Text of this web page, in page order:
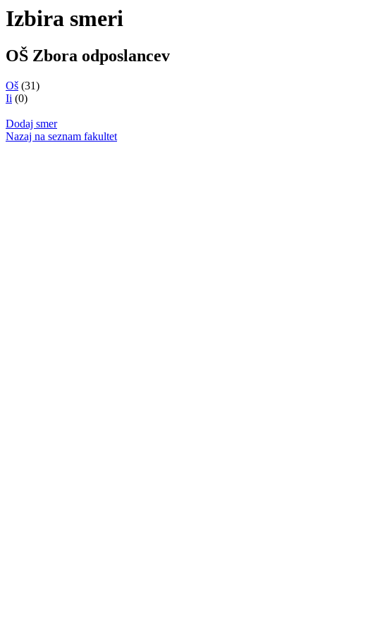
Izbira smeri
OŠ Zbora odposlancev
Oš (31)
Ii (0)
Dodaj smer
Nazaj na seznam fakultet